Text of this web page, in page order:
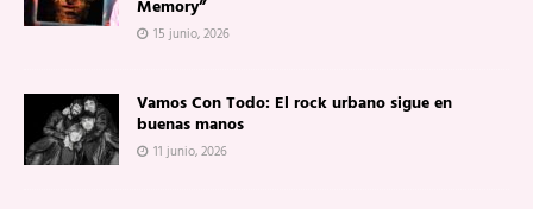
Memory”
15 junio, 2026
Vamos Con Todo: El rock urbano sigue en
buenas manos
11 junio, 2026